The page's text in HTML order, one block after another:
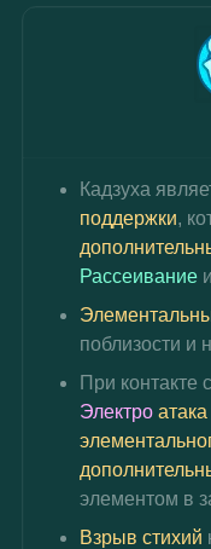
Кадзуха
поддержки,
Рассеивание
поблизости и
При контакте с
Электро
элементом в
Взрыв стихий